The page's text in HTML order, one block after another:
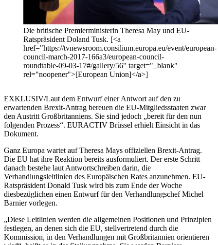
Die britische Premierministerin Theresa May und EU-
Ratspräsident Doland Tusk. [<a
href="https://tvnewsroom.consilium.europa.eu/event/european-
council-march-2017-166a3/european-council-
roundtable-09-03-17#/gallery/56" target="_blank"
rel="noopener">[European Union]</a>]
EXKLUSIV/Laut dem Entwurf einer Antwort auf den zu
erwartenden Brexit-Antrag bereuen die EU-Mitgliedsstaaten zwar
den Austritt Großbritanniens. Sie sind jedoch „bereit für den nun
folgenden Prozess“. EURACTIV Brüssel erhielt Einsicht in das
Dokument.
Ganz Europa wartet auf Theresa Mays offiziellen Brexit-Antrag.
Die EU hat ihre Reaktion bereits ausformuliert. Der erste Schritt
danach bestehe laut Antwortschreiben darin, die
Verhandlungsleitlinien des Europäischen Rates anzunehmen. EU-
Ratspräsident Donald Tusk wird bis zum Ende der Woche
diesbezüglichen einen Entwurf für den Verhandlungschef Michel
Barnier vorlegen.
„Diese Leitlinien werden die allgemeinen Positionen und Prinzipien
festlegen, an denen sich die EU, stellvertretend durch die
Kommission, in den Verhandlungen mit Großbritannien orientieren